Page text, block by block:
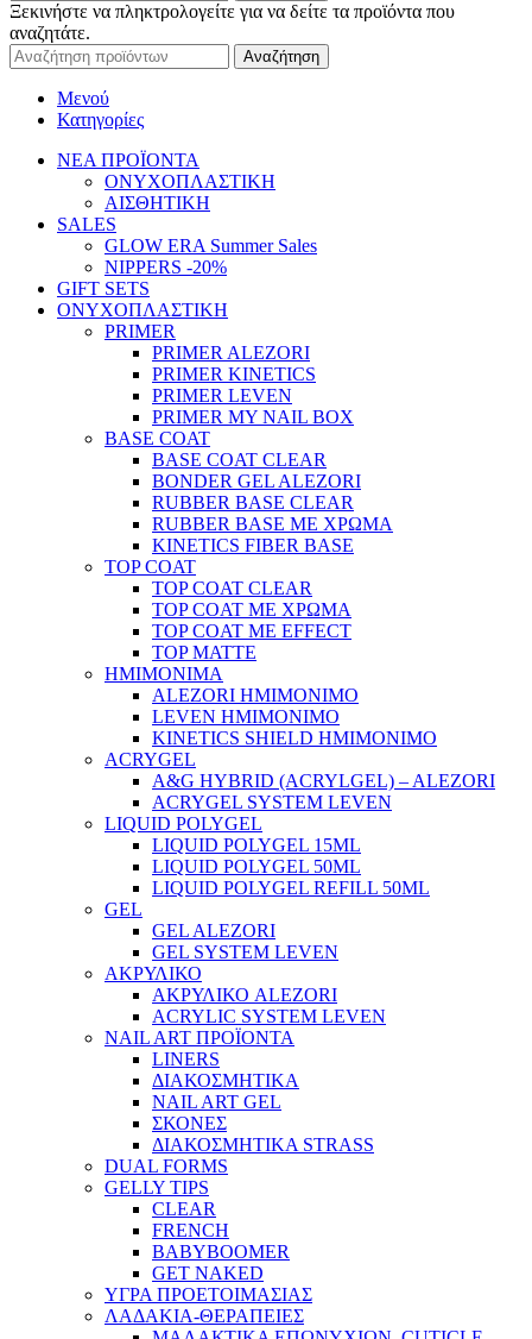
Ξεκινήστε να πληκτρολογείτε για να δείτε τα προϊόντα που
αναζητάτε.
Αναζήτηση
Μενού
Κατηγορίες
ΝΕΑ ΠΡΟΪΟΝΤΑ
ΟΝΥΧΟΠΛΑΣΤΙΚΗ
ΑΙΣΘΗΤΙΚΗ
SALES
GLOW ERA Summer Sales
NIPPERS -20%
GIFT SETS
ΟΝΥΧΟΠΛΑΣΤΙΚΗ
PRIMER
PRIMER ALEZORI
PRIMER KINETICS
PRIMER LEVEN
PRIMER MY NAIL BOX
BASE COAT
BASE COAT CLEAR
BONDER GEL ALEZORI
RUBBER BASE CLEAR
RUBBER BASE ΜΕ ΧΡΩΜΑ
KINETICS FIBER BASE
TOP COAT
TOP COAT CLEAR
TOP COAT ΜΕ ΧΡΩΜΑ
TOP COAT ΜΕ EFFECT
TOP MATTE
ΗΜΙΜΟΝΙΜΑ
ALEZORI ΗΜΙΜΟΝΙΜΟ
LEVEN ΗΜΙΜΟΝΙΜΟ
KINETICS SHIELD ΗΜΙΜΟΝΙΜΟ
ACRYGEL
A&G HYBRID (ACRYLGEL) – ALEZORI
ACRYGEL SYSTEM LEVEN
LIQUID POLYGEL
LIQUID POLYGEL 15ML
LIQUID POLYGEL 50ML
LIQUID POLYGEL REFILL 50ML
GEL
GEL ALEZORI
GEL SYSTEM LEVEN
ΑΚΡΥΛΙΚΟ
ΑΚΡΥΛΙΚΟ ALEZORI
ACRYLIC SYSTEM LEVEN
NAIL ART ΠΡΟΪΟΝΤΑ
LINERS
ΔΙΑΚΟΣΜΗΤΙΚΑ
NAIL ART GEL
ΣΚΟΝΕΣ
ΔΙΑΚΟΣΜΗΤΙΚΑ STRASS
DUAL FORMS
GELLY TIPS
CLEAR
FRENCH
BABYBOOMER
GET NAKED
ΥΓΡΑ ΠΡΟΕΤΟΙΜΑΣΙΑΣ
ΛΑΔΑΚΙΑ-ΘΕΡΑΠΕΙΕΣ